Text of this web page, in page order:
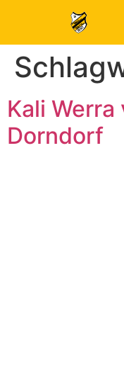
Kali Werra
Dorndorf